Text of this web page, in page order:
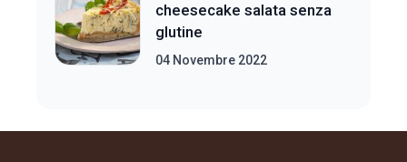
cheesecake salata senza
glutine
04 Novembre 2022